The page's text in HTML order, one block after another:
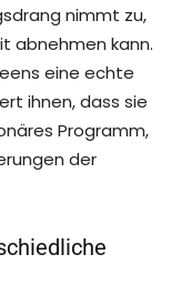
nimmt zu,
abnehmen kann.
eine echte
ihnen, dass sie
Programm,
der